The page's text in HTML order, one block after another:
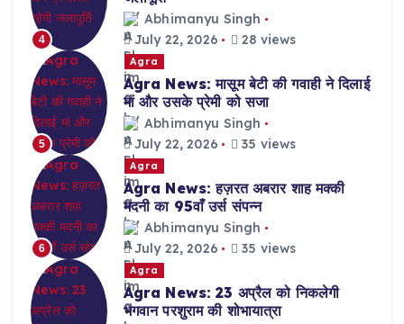
4
Abhimanyu Singh
July 22, 2026
28 views
5
Agra
Agra News: मासूम बेटी की गवाही ने दिलाई
मां और उसके प्रेमी को सजा
Abhimanyu Singh
July 22, 2026
35 views
6
Agra
Agra News: हज़रत अबरार शाह मक्की
मदनी का 95वाँ उर्स संपन्न
Abhimanyu Singh
July 22, 2026
35 views
Agra
Agra News: 23 अप्रैल को निकलेगी
भगवान परशुराम की शोभायात्रा